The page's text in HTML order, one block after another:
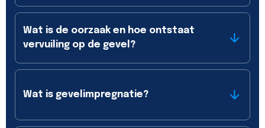
Wat is de oorzaak en hoe ontstaat
vervuiling op de gevel?
Wat is gevelimpregnatie?